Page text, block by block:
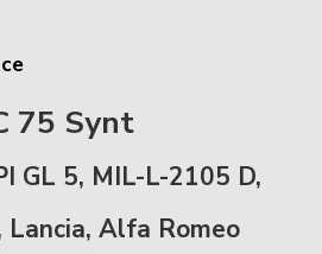
75 Synt
GL 5, MIL-L-2105 D,
Lancia, Alfa Romeo